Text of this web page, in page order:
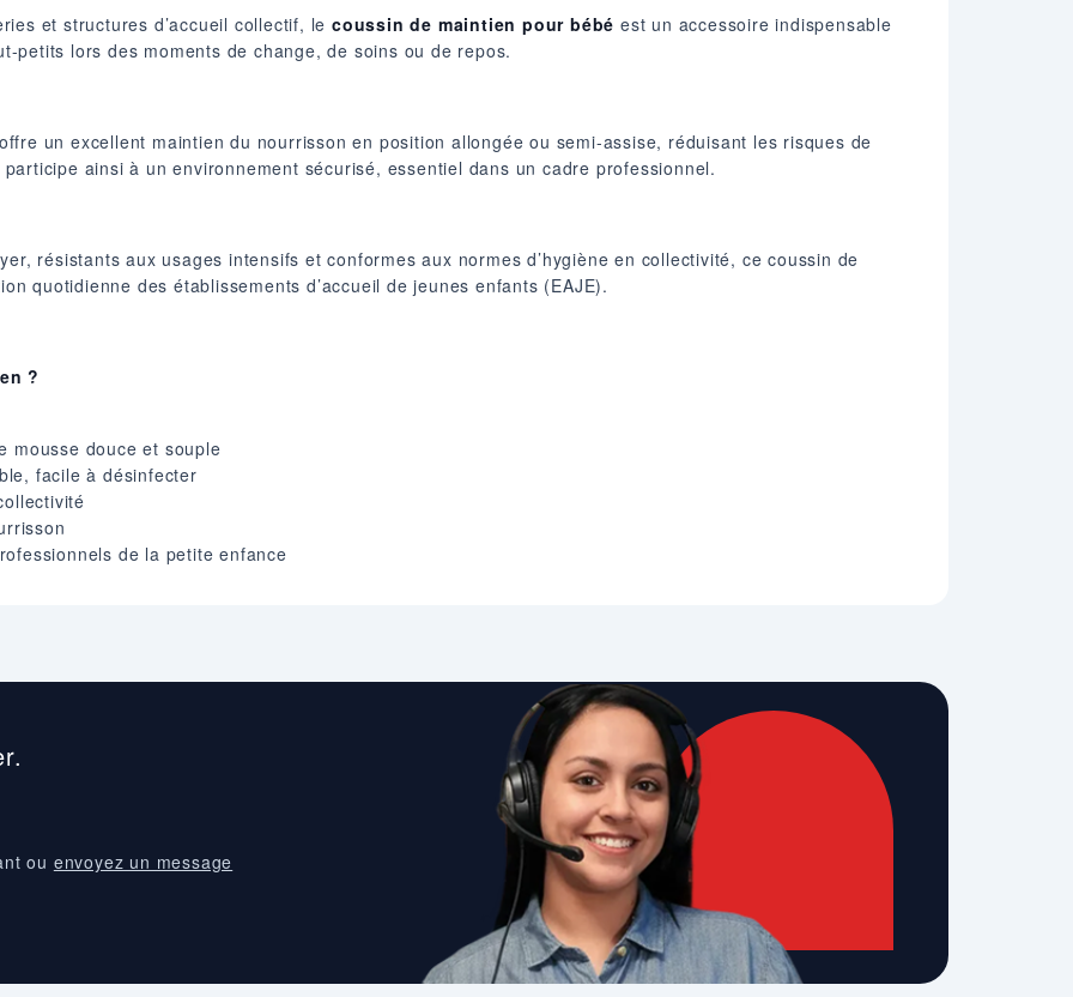
et structures d’accueil collectif, le coussin de maintien pour bébé est un accessoire indispensable
petits lors des moments de change, de soins ou de repos.
un excellent maintien du nourrisson en position allongée ou semi-assise, réduisant les risques de
ainsi à un environnement sécurisé, essentiel dans un cadre professionnel.
résistants aux usages intensifs et conformes aux normes d’hygiène en collectivité, ce coussin de
quotidienne des établissements d’accueil de jeunes enfants (EAJE).
?
mousse douce et souple
facile à désinfecter
de la petite enfance
ou envoyez un message